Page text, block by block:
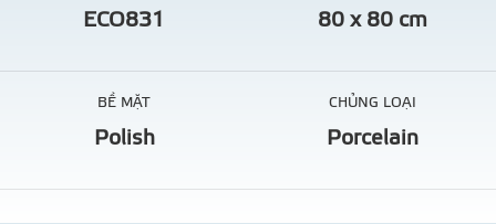
ECO831 80 x 80 cm
BỀ MẶT
Polish
CHỦNG LOẠI
Porcelain